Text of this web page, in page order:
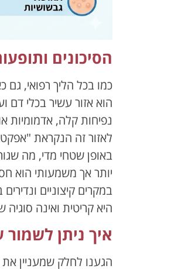
הסיכונים
כמו בכל הליך רפואי, גם
הוא אזור עשיר בכלי דם
נפיחות קלה, אדמומיות
באופן שטחי מדי, מה
יותר אך משמעותי הוא
במקרים קיצוניים
היא קריטית ואינה
איך ניתן
הגענו לחלק שמעניין